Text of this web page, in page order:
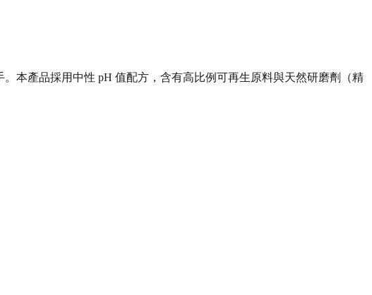
本產品採用中性 pH 值配方，含有高比例可再生原料與天然研磨劑（精